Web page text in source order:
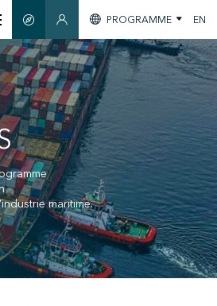
GUIDE INTELLIGENT
SECTION MEMBRES
PROGRAMME EN
maritime.